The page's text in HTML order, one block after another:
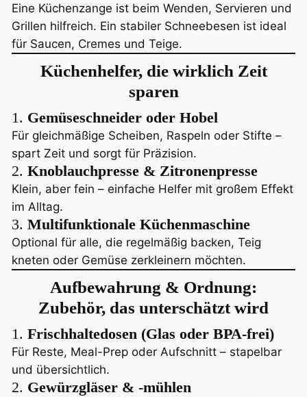
Eine Küchenzange ist beim Wenden, Servieren und
Grillen hilfreich. Ein stabiler Schneebesen ist ideal
für Saucen, Cremes und Teige.
Küchenhelfer, die wirklich Zeit
sparen
1. Gemüseschneider oder Hobel
Für gleichmäßige Scheiben, Raspeln oder Stifte –
spart Zeit und sorgt für Präzision.
2. Knoblauchpresse & Zitronenpresse
Klein, aber fein – einfache Helfer mit großem Effekt
im Alltag.
3. Multifunktionale Küchenmaschine
Optional für alle, die regelmäßig backen, Teig
kneten oder Gemüse zerkleinern möchten.
Aufbewahrung & Ordnung:
Zubehör, das unterschätzt wird
1. Frischhaltedosen (Glas oder BPA-frei)
Für Reste, Meal-Prep oder Aufschnitt – stapelbar
und übersichtlich.
2. Gewürzgläser & -mühlen